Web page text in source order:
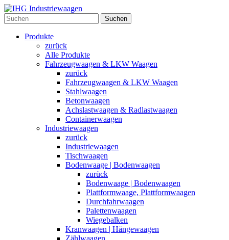
Suchen
Produkte
zurück
Alle Produkte
Fahrzeugwaagen & LKW Waagen
zurück
Fahrzeugwaagen & LKW Waagen
Stahlwaagen
Betonwaagen
Achslastwaagen & Radlastwaagen
Containerwaagen
Industriewaagen
zurück
Industriewaagen
Tischwaagen
Bodenwaage | Bodenwaagen
zurück
Bodenwaage | Bodenwaagen
Plattformwaage, Plattformwaagen
Durchfahrwaagen
Palettenwaagen
Wiegebalken
Kranwaagen | Hängewaagen
Zählwaagen